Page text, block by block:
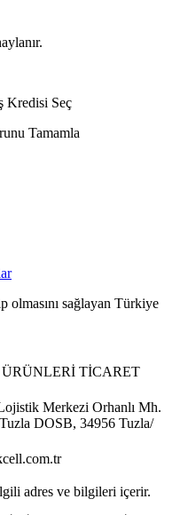
Kredisi Seç
Tamamla
olmasını sağlayan Türkiye
TİCARET
Merkezi Orhanlı Mh.
DOSB, 34956 Tuzla/
adres ve bilgileri içerir.